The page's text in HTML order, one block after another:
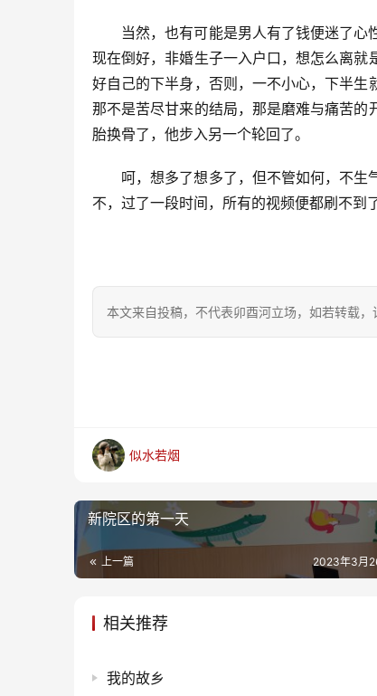
当然，也有可能是男人有了钱便迷了心
现在倒好，非婚生子一入户口，想怎么离
好自己的下半身，否则，一不小心，下半生
那不是苦尽甘来的结局，那是磨难与痛苦
胎换骨了，他步入另一个轮回了。
呵，想多了想多了，但不管如何，不
不，过了一段时间，所有的视频便都刷不到
本文来自投稿，不代表卯酉河立场，如若转载
似水若烟
新院区的第一天
上一篇 2023年3月
相关推荐
我的故乡